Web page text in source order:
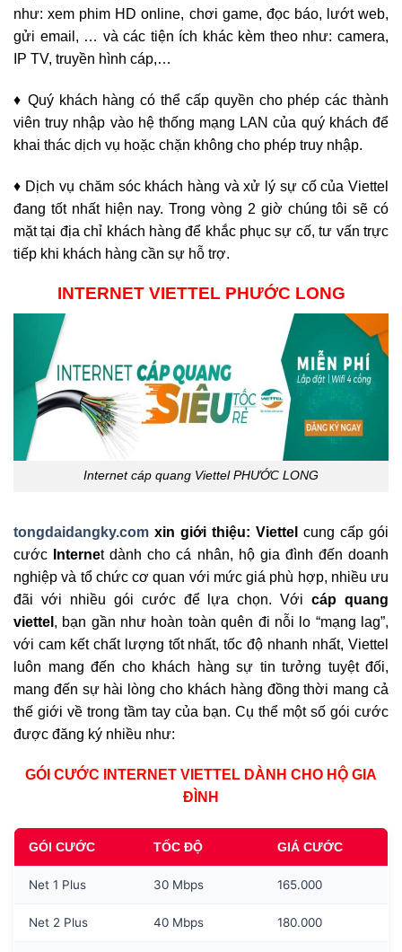
như: xem phim HD online, chơi game, đọc báo, lướt web,
gửi email, … và các tiện ích khác kèm theo như: camera,
IP TV, truyền hình cáp,…
♦ Quý khách hàng có thể cấp quyền cho phép các thành
viên truy nhập vào hệ thống mạng LAN của quý khách để
khai thác dịch vụ hoặc chặn không cho phép truy nhập.
♦ Dịch vụ chăm sóc khách hàng và xử lý sự cố của Viettel
đang tốt nhất hiện nay. Trong vòng 2 giờ chúng tôi sẽ có
mặt tại địa chỉ khách hàng để khắc phục sự cố, tư vấn trực
tiếp khi khách hàng cần sự hỗ trợ.
INTERNET VIETTEL PHƯỚC LONG
Internet cáp quang Viettel PHƯỚC LONG
tongdaidangky.com xin giới thiệu: Viettel cung cấp gói
cước
Internet dành cho cá nhân, hộ gia đình đến doanh
nghiệp và tổ chức cơ quan với mức giá phù hợp, nhiều ưu
đãi với nhiều gói cước để lựa chọn. Vớicáp quang
viettel , bạn gần như hoàn toàn quên đi nỗi lo “mạng lag”,
với cam kết chất lượng tốt nhất, tốc độ nhanh nhất, Viettel
luôn mang đến cho khách hàng sự tin tưởng tuyệt đối,
mang đến sự hài lòng cho khách hàng đồng thời mang cả
thế giới về trong tầm tay của bạn. Cụ thể một số gói cước
được đăng ký nhiều như:
GÓI CƯỚC INTERNET VIETTEL DÀNH CHO HỘ GIA
ĐÌNH
GÓI CƯỚC TỐC ĐỘ GIÁ CƯỚC
Net 1 Plus 30 Mbps 165.000
Net 2 Plus 40 Mbps 180.000